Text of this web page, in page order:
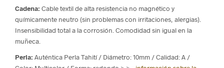
Cadena: Cable textil de alta resistencia no magnético y
químicamente neutro (sin problemas con irritaciones, alergias).
Insensibilidad total a la corrosión. Comodidad sin igual en la
muñeca.
Perla: Auténtica Perla Tahití / Diámetro: 10mm / Calidad: A /